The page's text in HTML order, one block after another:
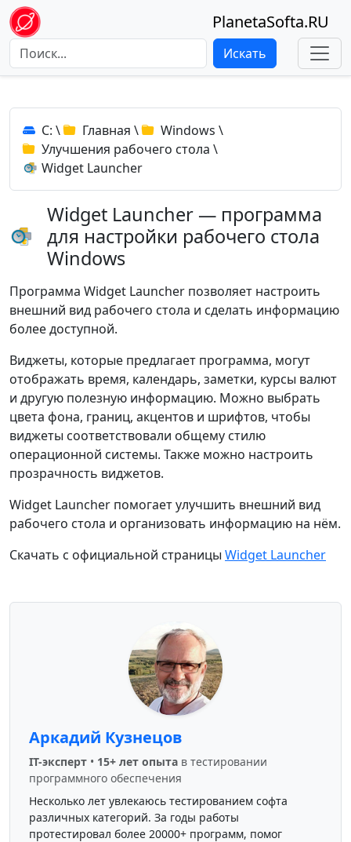
PlanetaSofta.RU
Искать
C: \ Главная \ Windows \
Улучшения рабочего стола \
Widget Launcher
Widget Launcher — программа
для настройки рабочего стола
Windows
Программа Widget Launcher позволяет настроить
внешний вид рабочего стола и сделать информацию
более доступной.
Виджеты, которые предлагает программа, могут
отображать время, календарь, заметки, курсы валют
и другую полезную информацию. Можно выбрать
цвета фона, границ, акцентов и шрифтов, чтобы
виджеты соответствовали общему стилю
операционной системы. Также можно настроить
прозрачность виджетов.
Widget Launcher помогает улучшить внешний вид
рабочего стола и организовать информацию на нём.
Скачать с официальной страницы Widget Launcher
Аркадий Кузнецов
IT-эксперт • 15+ лет опыта в тестировании
программного обеспечения
Несколько лет увлекаюсь тестированием софта
различных категорий. За годы работы
протестировал более 20000+ программ, помог